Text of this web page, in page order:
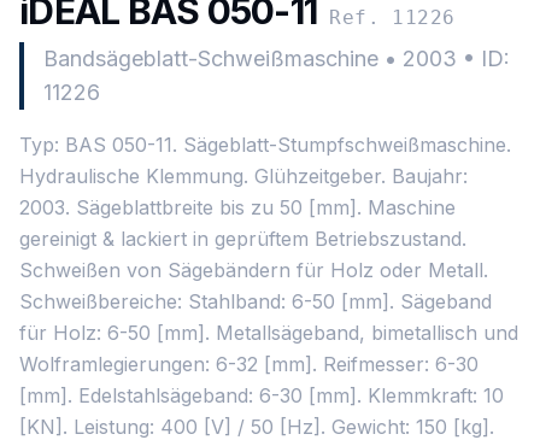
iDEAL BAS 050-11 Ref. 11226
Bandsägeblatt-Schweißmaschine • 2003 • ID:
11226
Typ: BAS 050-11. Sägeblatt-Stumpfschweißmaschine.
Hydraulische Klemmung. Glühzeitgeber. Baujahr:
2003. Sägeblattbreite bis zu 50 [mm]. Maschine
gereinigt & lackiert in geprüftem Betriebszustand.
Schweißen von Sägebändern für Holz oder Metall.
Schweißbereiche: Stahlband: 6-50 [mm]. Sägeband
für Holz: 6-50 [mm]. Metallsägeband, bimetallisch und
Wolframlegierungen: 6-32 [mm]. Reifmesser: 6-30
[mm]. Edelstahlsägeband: 6-30 [mm]. Klemmkraft: 10
[KN]. Leistung: 400 [V] / 50 [Hz]. Gewicht: 150 [kg].